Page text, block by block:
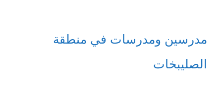
مدرسين ومدرسات في منطقة
الصليبخات